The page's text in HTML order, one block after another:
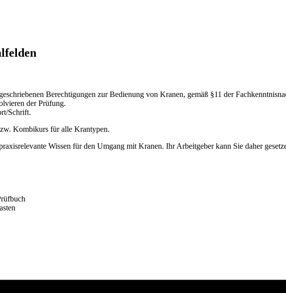
Berechtigungen zur Bedienung von Kranen, gemäß §11 der
der Prüfung.
Schrift.
Kombikurs für alle Krantypen.
Wissen für den Umgang mit Kranen. Ihr Arbeitgeber kann Sie daher